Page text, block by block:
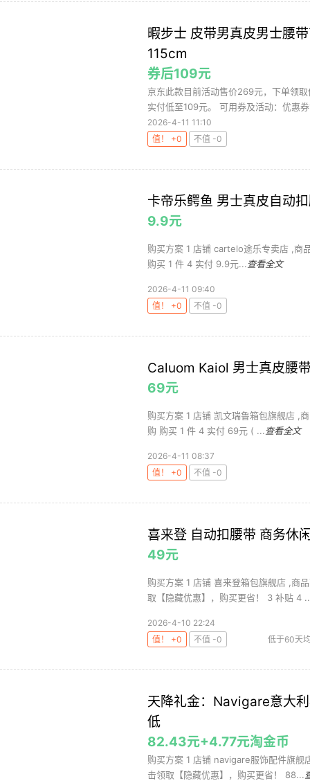
暇步士 皮带男真皮男士腰
115cm
券后109元
京东此款目前活动售价269元，下单领
实付低至109元。 可用券及活动：优惠
2026-4-11 11:10
值！ +0
不值 -0
卡帝乐鳄鱼 男士真皮自动
9.9元
购买方案 1 店铺 cartelo途乐专卖店 ,商
购买 1 件 4 实付 9.9元... 查看全文
2026-4-11 09:40
值！ +0
不值 -0
Caluom Kaiol 男士真皮腰
69元
购买方案 1 店铺 凯文瑞鲁箱包旗舰店 ,
购 购买 1 件 4 实付 69元 ( ... 查看全文
2026-4-11 08:37
值！ +0
不值 -0
喜来登 自动扣腰带 商务休
49元
购买方案 1 店铺 喜来登箱包旗舰店 ,商
取【隐藏优惠】，购买更省！ 3 补贴 4
2026-4-10 22:24
值！ +0
不值 -0
低于60天
天降礼金：Navigare意大
低
82.43元+4.77元淘金币
购买方案 1 店铺 navigare服饰配件旗
击领取【隐藏优惠】，购买更省！ 88...